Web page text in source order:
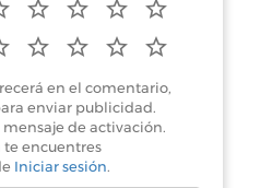
en el comentario,
enviar publicidad.
de activación.
te encuentres
Iniciar sesión.